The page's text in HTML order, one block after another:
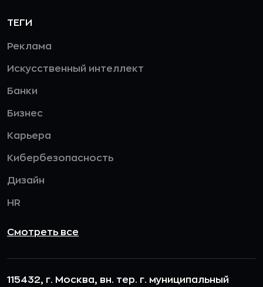
ТЕГИ
Реклама
Искусственный интеллект
Банки
Бизнес
Карьера
Кибербезопасность
Дизайн
HR
Смотреть все
115432, г. Москва, вн. тер. г. муниципальный